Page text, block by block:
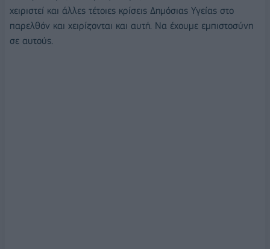
χειριστεί και άλλες τέτοιες κρίσεις Δημόσιας Υγείας στο
παρελθόν και χειρίζονται και αυτή. Να έχουμε εμπιστοσύνη
σε αυτούς.